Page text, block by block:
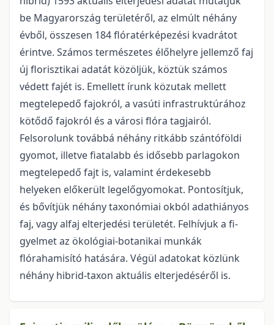
be Magyarország területéről, az elmúlt néhány
évből, összesen 184 fló­ratérké­pezési kvadrátot
érintve. Számos természetes élőhelyre jellemző faj
új florisztikai adatát közöl­jük, köztük számos
védett fajét is. Emellett írunk közutak mellett
megtelepedő fajokról, a vasúti infrastruktúrához
kötődő fajokról és a városi flóra tagjairól.
Felsorolunk továbbá néhány ritkább szántóföldi
gyomot, illetve fiatalabb és idősebb parlagokon
megtele­pedő fajt is, valamint érdeke­sebb
helyeken előkerült legelőgyomokat. Pontosítjuk,
és bővít­jük néhány taxonómiai okból adat­hiányos
faj, vagy alfaj elterjedési területét. Felhívjuk a fi­
gyelmet az ökológiai-botanikai munkák
flórahamisító hatására. Végül adatokat közlünk
né­hány hibrid-taxon aktuális elterjedéséről is.